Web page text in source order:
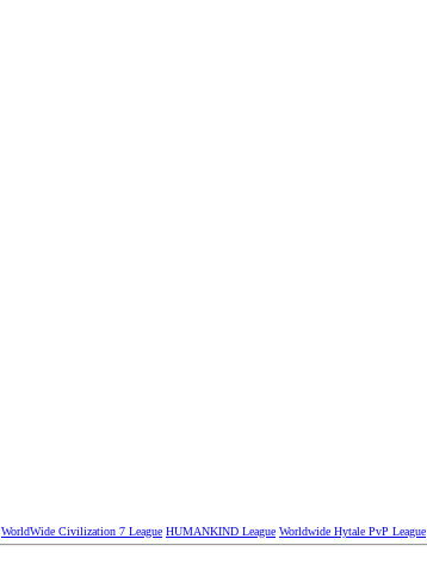
WorldWide Civilization 7 League HUMANKIND League Worldwide Hytale PvP League